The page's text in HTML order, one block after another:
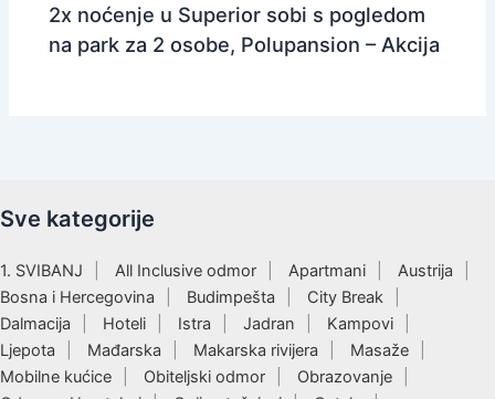
2x noćenje u Superior sobi s pogledom
na park za 2 osobe, Polupansion – Akcija
Sve kategorije
1. SVIBANJ All Inclusive odmor Apartmani
Austrija
Bosna i Hercegovina
Budimpešta
City Break
Dalmacija
Hoteli Istra Jadran
Kampovi
Ljepota
Mađarska Makarska rivijera
Masaže
Mobilne kućice
Obiteljski odmor
Obrazovanje